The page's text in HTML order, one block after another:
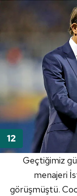
Geçtiğimiz
menajeri
görüşmüştü.